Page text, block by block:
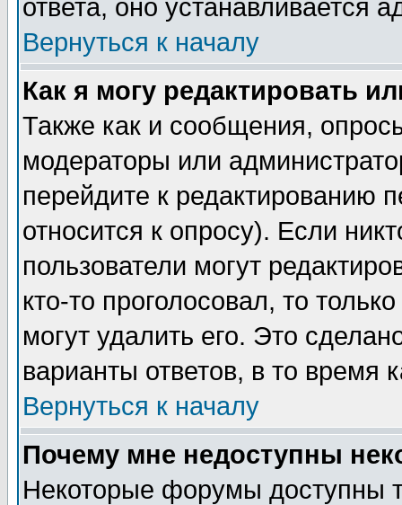
ответа, оно устанавливается
Вернуться к началу
Как я могу редактировать
Также как и сообщения,
модераторы или
перейдите к редактированию
относится к опросу). Если
пользователи могут
кто-то проголосовал, то
могут удалить его. Это
варианты ответов, в то время
Вернуться к началу
Почему мне недоступны
Некоторые форумы доступны